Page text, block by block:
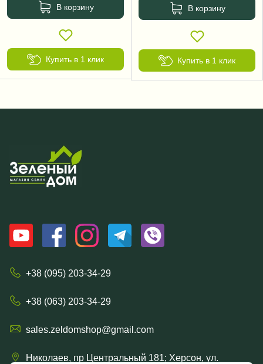
В корзину
Купить в 1 клик
В корзину
Купить в 1 клик
+38 (095) 203-34-29
+38 (063) 203-34-29
sales.zeldomshop@gmail.com
Николаев, пр Центральный 181; Херсон, ул.